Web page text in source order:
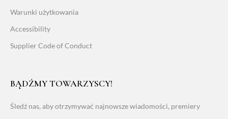
Warunki użytkowania
Accessibility
Supplier Code of Conduct
BĄDŹMY TOWARZYSCY!
Śledź nas, aby otrzymywać najnowsze wiadomości, premiery